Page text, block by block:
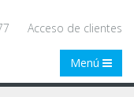
Acceso de clientes
Menú